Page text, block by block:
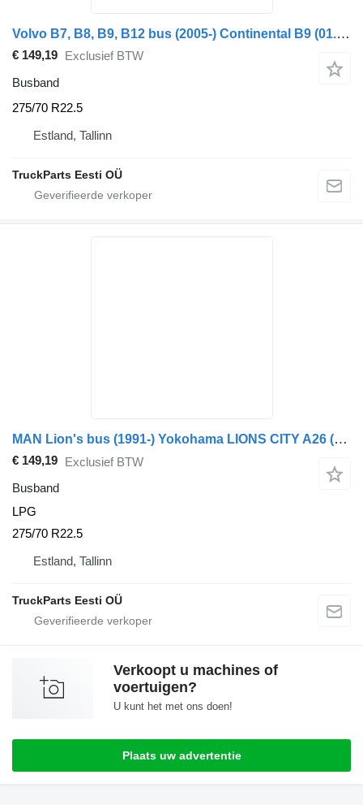
Volvo B7, B8, B9, B12 bus (2005-) Continental B9 (01.10-)
€ 149,19 Exclusief BTW
Busband
275/70 R22.5
Estland, Tallinn
TruckParts Eesti OÜ
MAN Lion's bus (1991-) Yokohama LIONS CITY A26 (01.98-12.13)
€ 149,19 Exclusief BTW
Busband
LPG
275/70 R22.5
Estland, Tallinn
TruckParts Eesti OÜ
Verkoopt u machines of
voertuigen?
U kunt het met ons doen!
Plaats uw advertentie